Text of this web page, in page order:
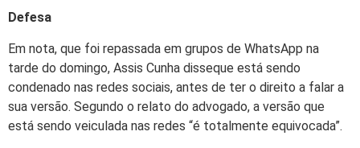
Defesa
Em nota, que foi repassada em grupos de WhatsApp na
tarde do domingo, Assis Cunha disseque está sendo
condenado nas redes sociais, antes de ter o direito a falar a
sua versão. Segundo o relato do advogado, a versão que
está sendo veiculada nas redes “é totalmente equivocada”.